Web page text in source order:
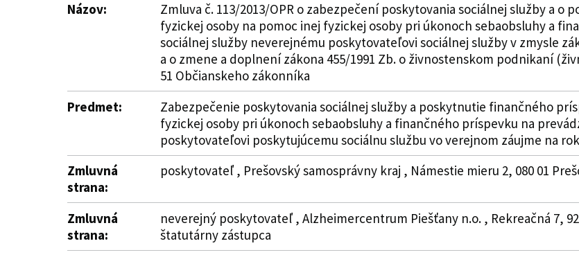
Názov:
Zmluva č. 113/2013/OPR o zabezpečení poskytovania sociálnej služby a
fyzickej osoby na pomoc inej fyzickej osoby pri úkonoch sebaobsluhy a
sociálnej služby neverejnému poskytovateľovi sociálnej služby v zmysle
a o zmene a doplnení zákona 455/1991 Zb. o živnostenskom podnikaní
51 Občianskeho zákonníka
Predmet:
Zabezpečenie poskytovania sociálnej služby a poskytnutie finančného
fyzickej osoby pri úkonoch sebaobsluhy a finančného príspevku na
poskytovateľovi poskytujúcemu sociálnu službu vo verejnom záujme na
Zmluvná
strana:
poskytovateľ , Prešovský samosprávny kraj , Námestie mieru 2, 080 01
Zmluvná
strana:
neverejný poskytovateľ , Alzheimercentrum Piešťany n.o. , Rekreačná 7,
štatutárny zástupca